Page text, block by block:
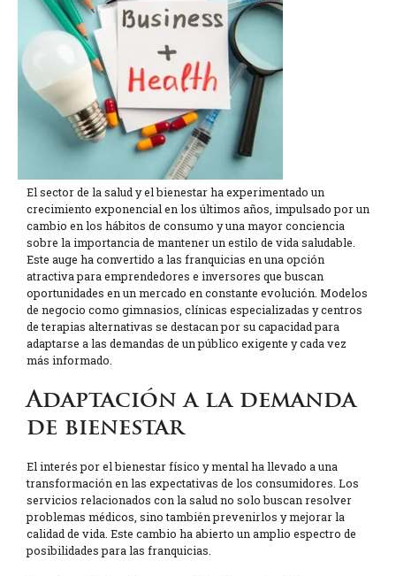
El sector de la salud y el bienestar ha experimentado un
crecimiento exponencial en los últimos años, impulsado por un
cambio en los hábitos de consumo y una mayor conciencia
sobre la importancia de mantener un estilo de vida saludable.
Este auge ha convertido a las franquicias en una opción
atractiva para emprendedores e inversores que buscan
oportunidades en un mercado en constante evolución. Modelos
de negocio como gimnasios, clínicas especializadas y centros
de terapias alternativas se destacan por su capacidad para
adaptarse a las demandas de un público exigente y cada vez
más informado.
Adaptación a la demanda
de bienestar
El interés por el bienestar físico y mental ha llevado a una
transformación en las expectativas de los consumidores. Los
servicios relacionados con la salud no solo buscan resolver
problemas médicos, sino también prevenirlos y mejorar la
calidad de vida. Este cambio ha abierto un amplio espectro de
posibilidades para las franquicias.